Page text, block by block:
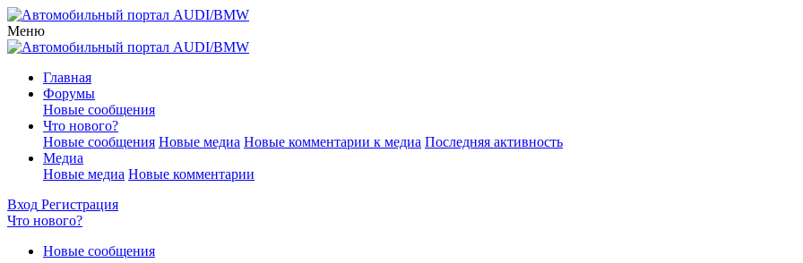
Меню
Главная
Форумы
Новые сообщения
Что нового?
Новые сообщения Новые медиа Новые комментарии к медиа Последняя активность
Медиа
Новые медиа Новые комментарии
Вход Регистрация
Что нового?
Новые сообщения